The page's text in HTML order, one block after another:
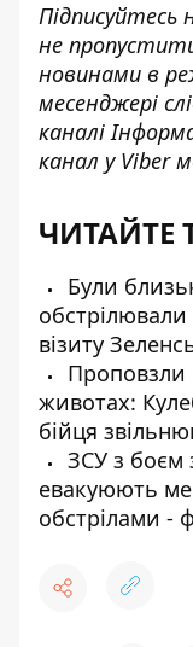
Підписуйтесь
не
новинами в
месенджері
каналі
канал у Viber
ЧИТАЙТЕ
Були
візиту
Проповзли
животах:
бійця
ЗСУ з боєм
евакуюють
обстрілами -